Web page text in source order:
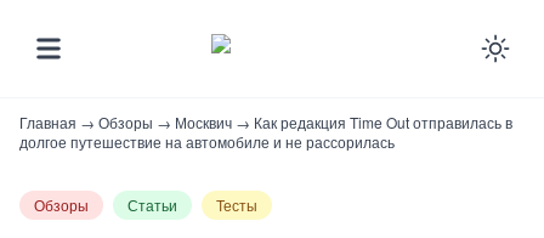
Главная → Обзоры → Москвич → Как редакция Time Out отправилась в
долгое путешествие на автомобиле и не рассорилась
Обзоры Статьи Тесты